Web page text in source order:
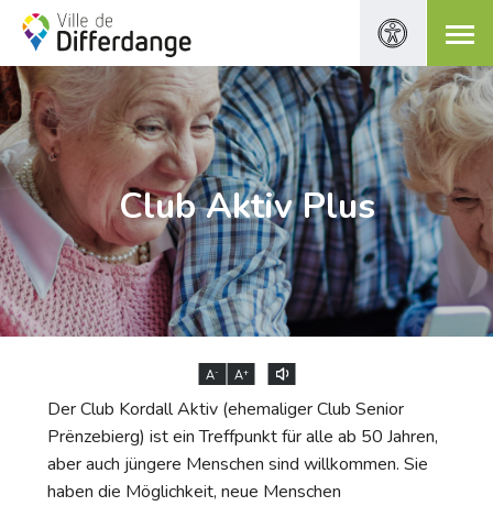
Club Aktiv Plus
A- A+
Der Club Kordall Aktiv (ehemaliger Club Senior
Prënzebierg) ist ein Treffpunkt für alle ab 50 Jahren,
aber auch jüngere Menschen sind willkommen. Sie
haben die Möglichkeit, neue Menschen